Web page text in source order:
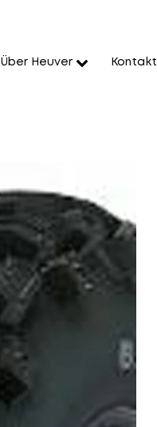
Über Heuver Kontakt